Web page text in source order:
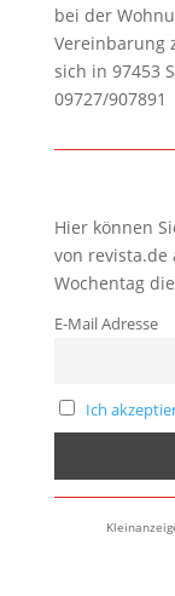
bei der
Vereinbarung
sich in 97453
09727/907891
Hier können
von revista.de
Wochentag
E-Mail Adresse
Ich